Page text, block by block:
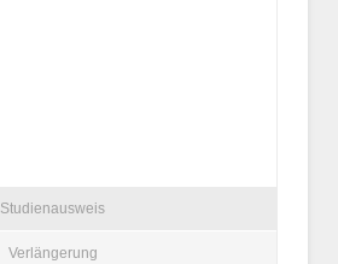
Studienausweis
Verlängerung